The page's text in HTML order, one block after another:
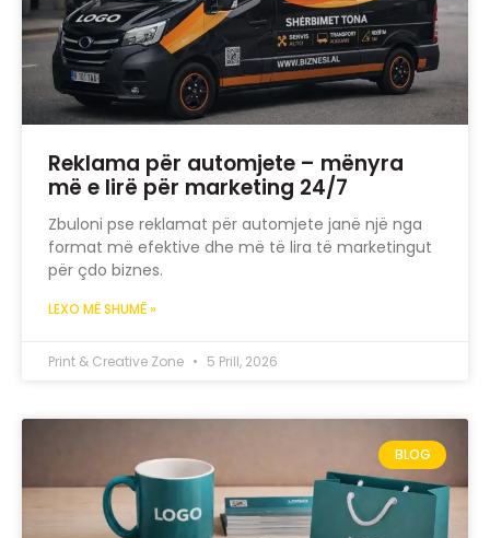
Reklama për automjete – mënyra
më e lirë për marketing 24/7
Zbuloni pse reklamat për automjete janë një nga
format më efektive dhe më të lira të marketingut
për çdo biznes.
LEXO MË SHUMË »
Print & Creative Zone 5 Prill, 2026
BLOG